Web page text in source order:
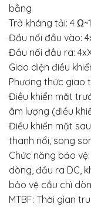
bằng
Trở kháng tải: 4
Đầu nối đầu vào:
Đầu nối đầu ra:
Giao diện điều
Phương thức giao
Điều khiển mặt
âm lượng (điều
Điều khiển mặt
thanh nổi, song
Chức năng bảo
dòng, đầu ra DC,
bảo vệ cầu chì
MTBF: Thời gian